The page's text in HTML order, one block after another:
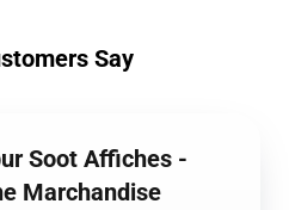
Say
Soot Affiches -
Marchandise